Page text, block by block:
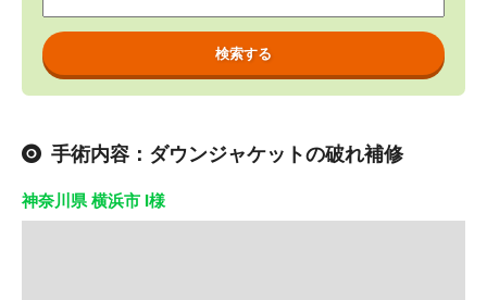
手術内容：ダウンジャケットの破れ補修
神奈川県 横浜市 I様